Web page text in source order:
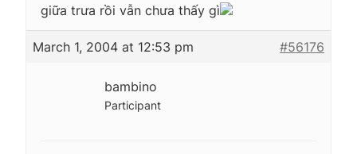
giữa trưa rồi vẫn chưa thấy gì
March 1, 2004 at 12:53 pm #56176
bambino
Participant